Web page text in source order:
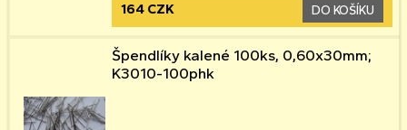
164 CZK DO KOŠÍKU
Špendlíky kalené 100ks, 0,60x30mm;
K3010-100phk